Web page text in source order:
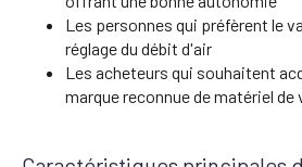
Les personnes qui préfèrent le
réglage du débit d'air
Les acheteurs qui souhaitent
marque reconnue de matériel de